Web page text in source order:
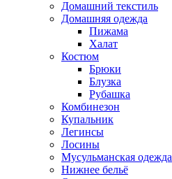
Домашний текстиль
Домашняя одежда
Пижама
Халат
Костюм
Брюки
Блузка
Рубашка
Комбинезон
Купальник
Легинсы
Лосины
Мусульманская одежда
Нижнее бельё